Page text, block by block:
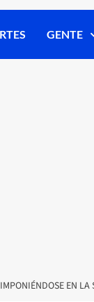
GENTE
EN LA